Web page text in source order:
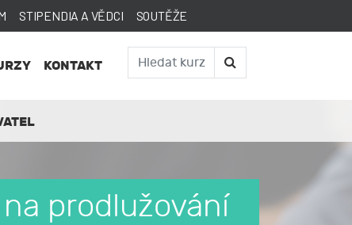
STIPENDIA A VĚDCI SOUTĚŽE
KONTAKT
prodlužování